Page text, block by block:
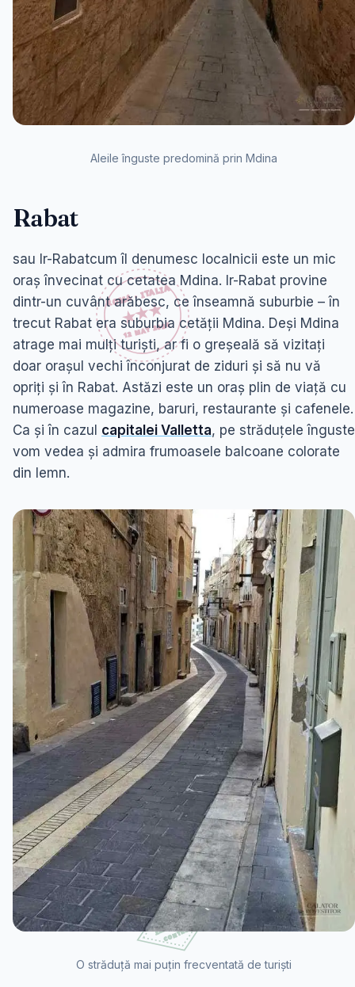
Aleile înguste predomină prin Mdina
Rabat
sau Ir-Rabatcum îl denumesc localnicii este un mic
oraș învecinat cu cetatea Mdina. Ir-Rabat provine
dintr-un cuvânt arăbesc, ce înseamnă suburbie – în
trecut Rabat era suburbia cetății Mdina. Deși Mdina
atrage mai mulți turiști, ar fi o greșeală să vizitați
doar orașul vechi înconjurat de ziduri și să nu vă
opriți și în Rabat. Astăzi este un oraș plin de viață cu
numeroase magazine, baruri, restaurante și cafenele.
Ca și în cazul capitalei Valletta, pe străduțele înguste
vom vedea și admira frumoasele balcoane colorate
din lemn.
O străduță mai puțin frecventată de turiști